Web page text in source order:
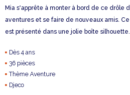
Mia s'apprête à monter à bord de ce drôle
aventures et se faire de nouveaux amis.
est présenté dans une jolie boîte silhouette.
Dès 4 ans
36 pièces
Thème Aventure
Djeco